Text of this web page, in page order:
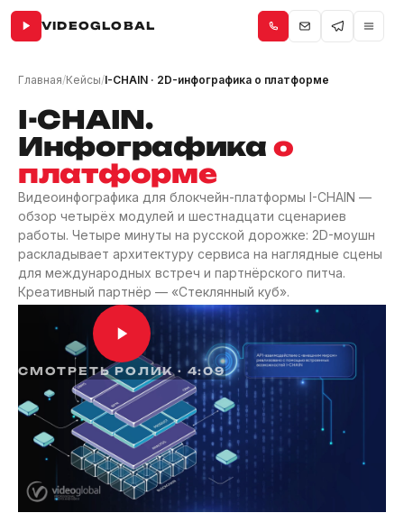
VIDEOGLOBAL
Главная/Кейсы/I-CHAIN · 2D-инфографика о платформе
I-CHAIN.
Инфографика о
платформе
Видеоинфографика для блокчейн-платформы I-CHAIN —
обзор четырёх модулей и шестнадцати сценариев
работы. Четыре минуты на русской дорожке: 2D-моушн
раскладывает архитектуру сервиса на наглядные сцены
для международных встреч и партнёрского питча.
Креативный партнёр — «Стеклянный куб».
СМОТРЕТЬ РОЛИК · 4:09